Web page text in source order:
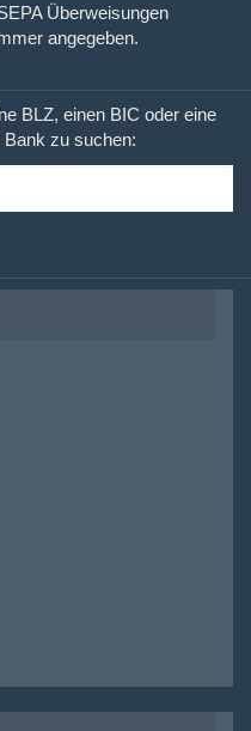
Überweisungen
angegeben.
BLZ, einen BIC oder eine
zu suchen: